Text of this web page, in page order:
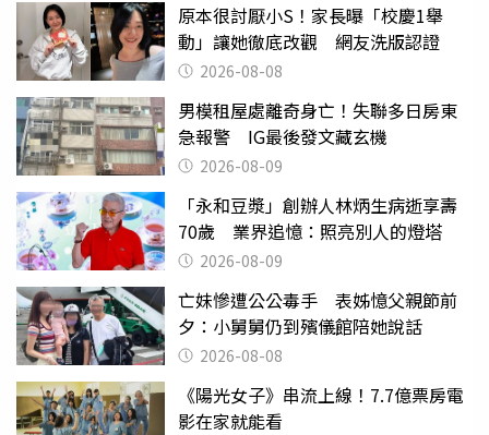
原本很討厭小S！家長曝「校慶1舉
動」讓她徹底改觀 網友洗版認證
2026-08-08
男模租屋處離奇身亡！失聯多日房東
急報警 IG最後發文藏玄機
2026-08-09
「永和豆漿」創辦人林炳生病逝享壽
70歲 業界追憶：照亮別人的燈塔
2026-08-09
亡妹慘遭公公毒手 表姊憶父親節前
夕：小舅舅仍到殯儀館陪她說話
2026-08-08
《陽光女子》串流上線！7.7億票房電
影在家就能看